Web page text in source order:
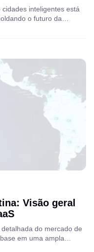
inteligentes está
o futuro da
Visão geral
do mercado de
em uma ampla